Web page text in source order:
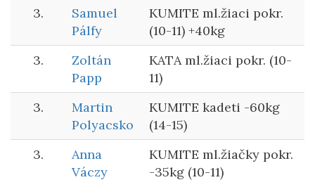
3.
Samuel
Pálfy
KUMITE ml.žiaci pokr.
(10-11) +40kg
3.
Zoltán
Papp
KATA ml.žiaci pokr. (10-
11)
3.
Martin
Polyacsko
KUMITE kadeti -60kg
(14-15)
3.
Anna
Váczy
KUMITE ml.žiačky pokr.
-35kg (10-11)